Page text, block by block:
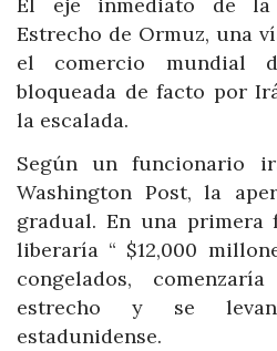
Estrecho de Ormuz, una
el comercio mundial
bloqueada de facto por
la escalada.
Según un funcionario
Washington Post, la
gradual. En una primera
liberaría “ $12,000
congelados,
estrecho y se
estadunidense.